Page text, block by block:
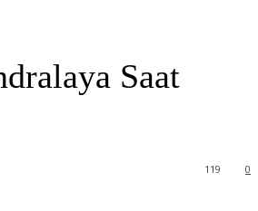
Saat
0
119